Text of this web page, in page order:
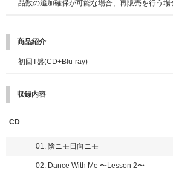
品数の追加確保が可能な場合、再販売を行う場
商品紹介
初回T盤(CD+Blu-ray)
収録内容
CD
01. 陰ニモ日向ニモ
02. Dance With Me 〜Lesson 2〜